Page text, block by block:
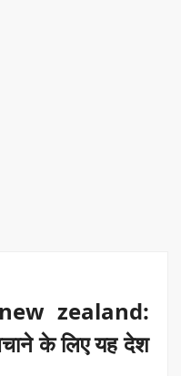
zealand:
के लिए यह देश